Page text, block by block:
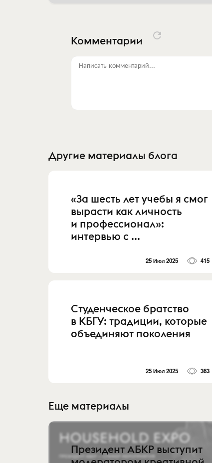
Комментарии
Написать комментарий...
Другие материалы блога
«За шесть лет учебы я смог
вырасти как личность
и профессионал»:
интервью с ...
25 Июл 2025 415
Студенческое братство
в КБГУ: традиции, которые
объединяют поколения
25 Июл 2025 363
Еще материалы
Президент АБКР выступит